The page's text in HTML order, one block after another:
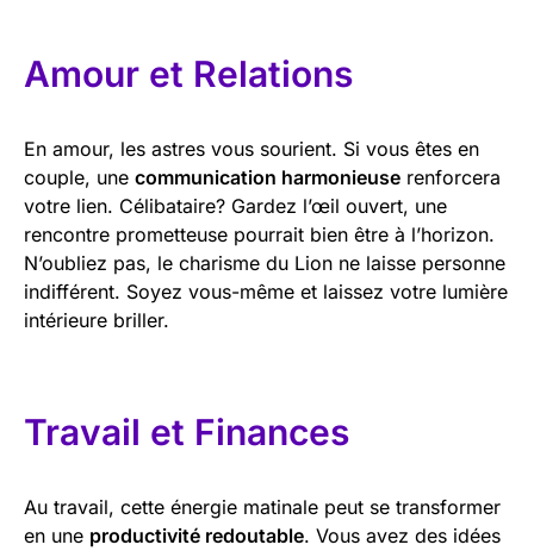
Amour et Relations
En amour, les astres vous sourient. Si vous êtes en
couple, une communication harmonieuse renforcera
votre lien. Célibataire? Gardez l’œil ouvert, une
rencontre prometteuse pourrait bien être à l’horizon.
N’oubliez pas, le charisme du Lion ne laisse personne
indifférent. Soyez vous-même et laissez votre lumière
intérieure briller.
Travail et Finances
Au travail, cette énergie matinale peut se transformer
en une productivité redoutable. Vous avez des idées